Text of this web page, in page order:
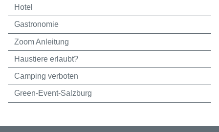
Hotel
Gastronomie
Zoom Anleitung
Haustiere erlaubt?
Camping verboten
Green-Event-Salzburg